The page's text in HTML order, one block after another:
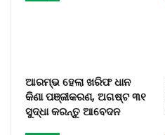
ଆରମ୍ଭ ହେଲା ଖରିଫ ଧାନ
କିଣା ପଞ୍ଜୀକରଣ, ଅଗଷ୍ଟ ୩୧
ସୁଦ୍ଧା କରନ୍ତୁ ଆବେଦନ